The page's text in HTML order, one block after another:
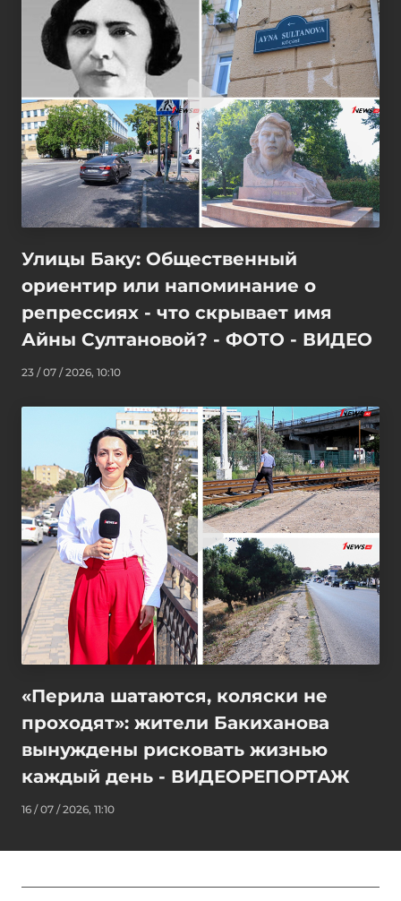
Улицы Баку: Общественный
ориентир или напоминание о
репрессиях - что скрывает имя
Айны Султановой? - ФОТО - ВИДЕО
23 / 07 / 2026, 10:10
«Перила шатаются, коляски не
проходят»: жители Бакиханова
вынуждены рисковать жизнью
каждый день - ВИДЕОРЕПОРТАЖ
16 / 07 / 2026, 11:10